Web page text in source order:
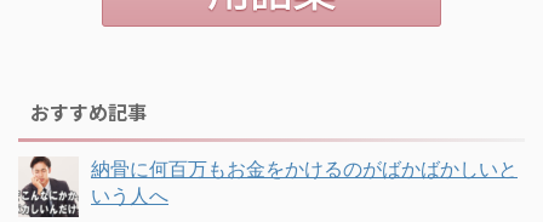
おすすめ記事
納骨に何百万もお金をかけるのがばかばかしいと
いう人へ